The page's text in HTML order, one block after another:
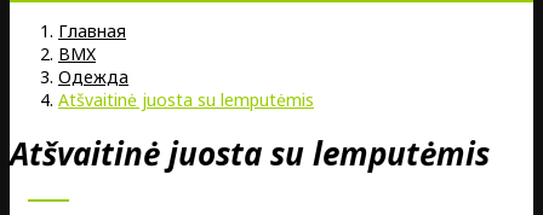
Главная
BMX
Oдежда
Atšvaitinė juosta su lemputėmis
Atšvaitinė juosta su lemputėmis